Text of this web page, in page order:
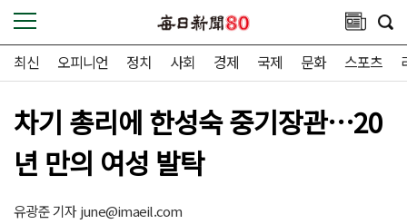
최신 오피니언 정치 사회 경제 국제 문화 스포츠
차기 총리에 한성숙 중기장관…20
년 만의 여성 발탁
유광준 기자june@imaeil.com